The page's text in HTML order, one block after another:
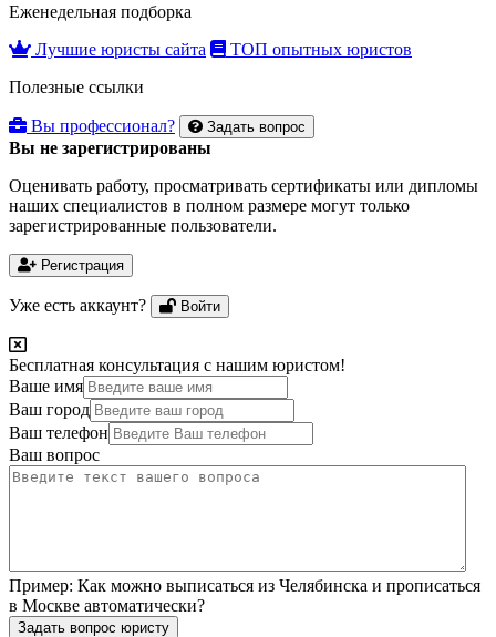
Еженедельная подборка
Лучшие юристы сайта
ТОП опытных юристов
Полезные ссылки
Вы профессионал? Задать вопрос
Вы не зарегистрированы
Оценивать работу, просматривать сертификаты или дипломы
наших специалистов в полном размере могут только
зарегистрированные пользователи.
Регистрация
Уже есть аккаунт? Войти
Бесплатная консультация с нашим юристом!
Ваше имя
Ваш город
Ваш телефон
Ваш вопрос
Пример: Как можно выписаться из Челябинска и прописаться
в Москве автоматически?
Задать вопрос юристу